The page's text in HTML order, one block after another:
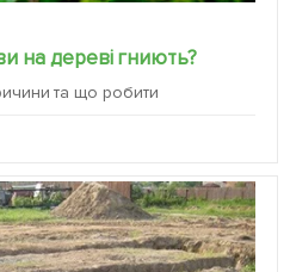
на дереві гниють?
та що робити